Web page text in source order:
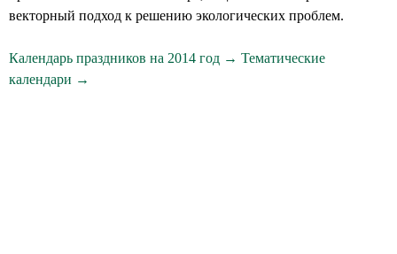
векторный подход к решению экологических проблем.
Календарь праздников на 2014 год → Тематические
календари →